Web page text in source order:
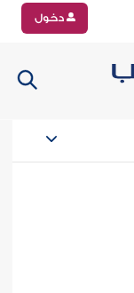
دخول